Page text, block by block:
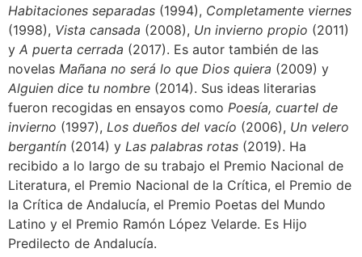
Habitaciones separadas (1994), Completamente viernes
(1998), Vista cansada (2008), Un invierno propio (2011)
y A puerta cerrada (2017). Es autor también de las
novelas Mañana no será lo que Dios quiera (2009) y
Alguien dice tu nombre (2014). Sus ideas literarias
fueron recogidas en ensayos como Poesía, cuartel de
invierno (1997), Los dueños del vacío (2006), Un velero
bergantín (2014) y Las palabras rotas (2019). Ha
recibido a lo largo de su trabajo el Premio Nacional de
Literatura, el Premio Nacional de la Crítica, el Premio de
la Crítica de Andalucía, el Premio Poetas del Mundo
Latino y el Premio Ramón López Velarde. Es Hijo
Predilecto de Andalucía.